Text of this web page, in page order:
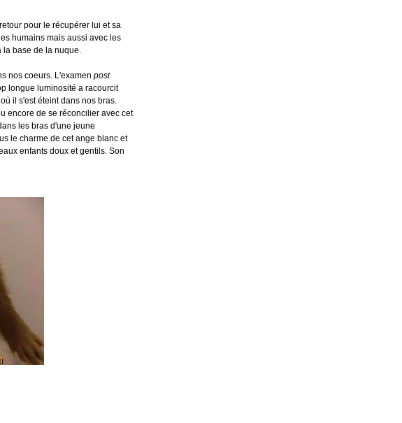
pour le récupérer lui et sa
humains mais aussi avec les
la base de la nuque.
nos coeurs. L'examen post
longue luminosité a racourcit
il s'est éteint dans nos bras.
encore de se réconcilier avec cet
les bras d'une jeune
le charme de cet ange blanc et
enfants doux et gentils. Son